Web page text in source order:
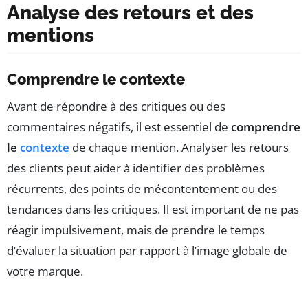
Analyse des retours et des
mentions
Comprendre le contexte
Avant de répondre à des critiques ou des
commentaires négatifs, il est essentiel de comprendre
le contexte de chaque mention. Analyser les retours
des clients peut aider à identifier des problèmes
récurrents, des points de mécontentement ou des
tendances dans les critiques. Il est important de ne pas
réagir impulsivement, mais de prendre le temps
d’évaluer la situation par rapport à l’image globale de
votre marque.